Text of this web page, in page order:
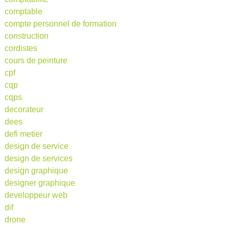
comptable
compte personnel de formation
construction
cordistes
cours de peinture
cpf
cqp
cqps
decorateur
dees
defi metier
design de service
design de services
design graphique
designer graphique
developpeur web
dif
drone